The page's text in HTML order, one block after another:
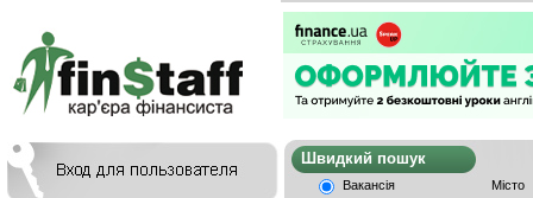
Швидкий
Вакансія
Місто